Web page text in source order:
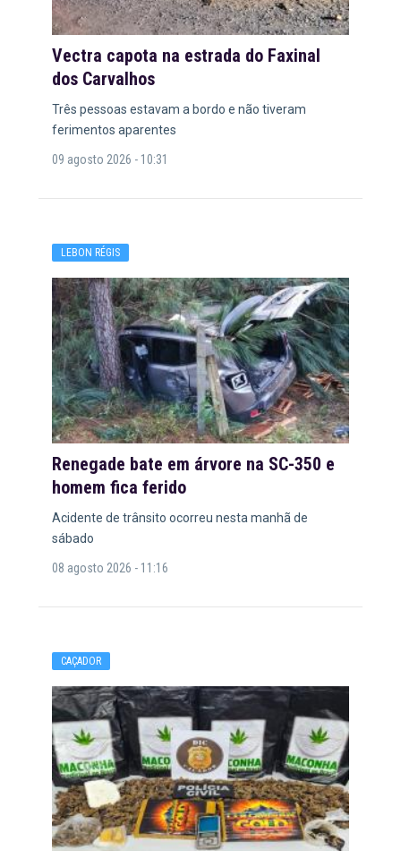
Vectra capota na estrada do Faxinal
dos Carvalhos
Três pessoas estavam a bordo e não tiveram
ferimentos aparentes
09 agosto 2026 - 10:31
LEBON RÉGIS
Renegade bate em árvore na SC-350 e
homem fica ferido
Acidente de trânsito ocorreu nesta manhã de
sábado
08 agosto 2026 - 11:16
CAÇADOR